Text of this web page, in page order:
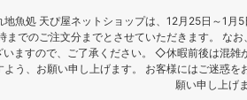
地魚処 天ぴ屋ネットショップは、12月25日～1月
までのご注文分までとさせていただきます。 な
いますので、ご了承ください。 ◇休暇前後は混雑
よう、お願い申し上げます。 お客様にはご迷惑
願い申し上げま